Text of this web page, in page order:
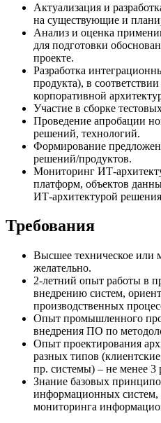
Актуализация и
на существующие и
Анализ и оценка
для подготовки
проекте.
Разработка
продукта), в
корпоративной
Участие в сборке
Проведение апробации
решений, технологий.
Формирование
решений/продуктов.
Мониторинг ИТ-
платформ, объектов
ИТ-архитектурой
Требования
Высшее техническое или
желательно.
2-летний опыт работы в
внедрению систем,
производственных
Опыт промышленного
внедрения ПО по
Опыт проектирования
разных типов
пр. системы) – не менее 3
Знание базовых
информационных
мониторинга